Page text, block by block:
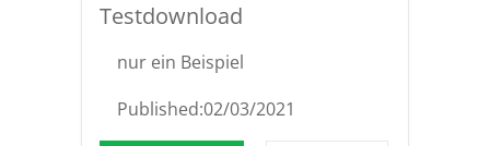
Testdownload
nur ein Beispiel
Published:02/03/2021